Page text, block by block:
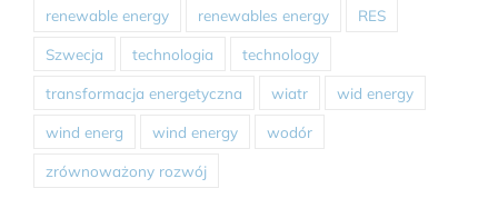
renewable energy renewables energy RES
Szwecja technologia technology
transformacja energetyczna wiatr wid energy
wind energ wind energy wodór
zrównoważony rozwój